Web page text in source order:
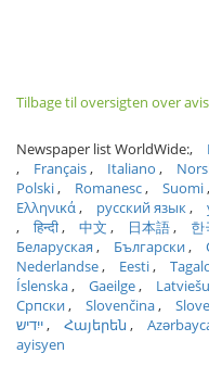
Tilbage til oversigten over
Newspaper list WorldWide:
Français
Italiano
Polski
Romanesc Suomi
Ελληνικά
русский язык
हिन्दी
中文 日本語 한
Беларуская
Български
Nederlandse
Eesti
Íslenska
Gaeilge Latviešu
Српски
Slovenčina
ייִדיש
Հայերեն
ayisyen